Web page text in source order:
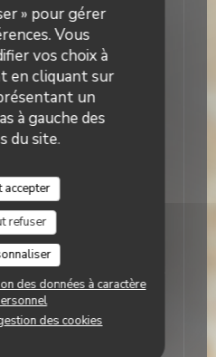
» pour gérer
Vous
vos choix à
en cliquant sur
un
à gauche des
du site.
accepter
refuser
des données à caractère
des cookies
notre carte à réchauffer
! A vos commandes ! :-)
entrée ou plat)
proposés...
Misto
en tempura, calamar &
d’une sauce basilic
EUR